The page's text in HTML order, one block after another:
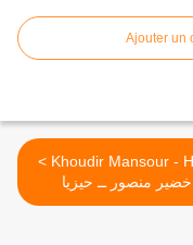
Ajouter un
< Khoudir Mansour - Hizia
خضير منصور ــ حيزيا